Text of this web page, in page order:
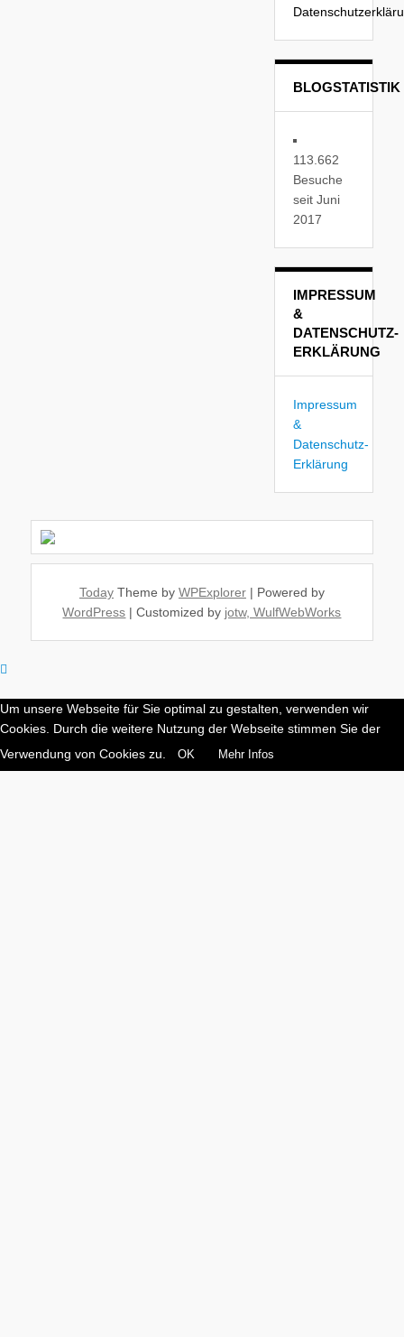
BLOGSTATISTIK
113.662
Besuche
seit Juni
2017
IMPRESSUM
&
DATENSCHUTZ-
ERKLÄRUNG
Impressum
&
Datenschutz-
Erklärung
TodayTheme by WPExplorer| Powered by
WordPress | Customized by jotw, WulfWebWorks
Um unsere Webseite für Sie optimal zu gestalten, verwenden wir
Cookies. Durch die weitere Nutzung der Webseite stimmen Sie der
Verwendung von Cookies zu.
OK Mehr Infos